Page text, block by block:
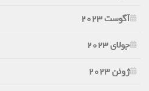
آگوست 2023
جولای 2023
ژوئن 2023